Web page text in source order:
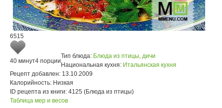
6515
40 минут4 порции
Тип блюда: Блюда из птицы, дичи
Национальная кухня: Итальянская кухня
Рецепт добавлен: 13.10.2009
Калорийность: Низкая
ID рецепта из книги: 4125 (Блюда из птицы)
Таблица мер и весов